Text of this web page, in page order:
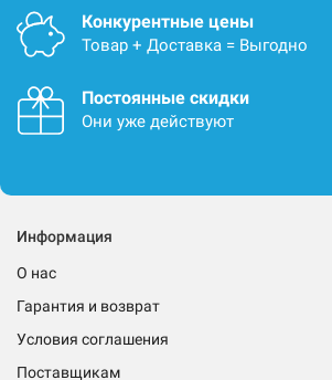
Конкурентные цены
Товар + Доставка = Выгодно
Постоянные скидки
Они уже действуют
Информация
О нас
Гарантия и возврат
Условия соглашения
Поставщикам